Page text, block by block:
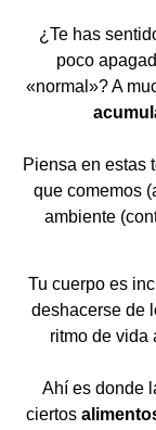
¿Te has
poco
«normal»? A
Piensa en estas
que comemos
ambiente
Tu cuerpo es
deshacerse de
ritmo de vida
Ahí es donde
ciertos